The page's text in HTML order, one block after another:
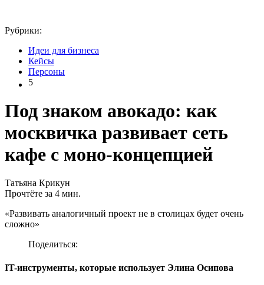
Рубрики:
Идеи для бизнеса
Кейсы
Персоны
5
Под знаком авокадо: как
москвичка развивает сеть
кафе с моно-концепцией
Татьяна Крикун
Прочтёте за 4 мин.
«Развивать аналогичный проект не в столицах будет очень
сложно»
Поделиться:
IT-инструменты, которые использует Элина Осипова